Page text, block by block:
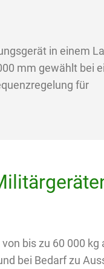
in einem
mm gewählt bei
für
bis zu 60 000 kg
bei Bedarf zu